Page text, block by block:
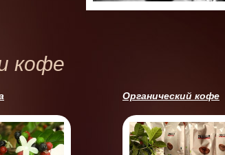
кофе
Органический кофе